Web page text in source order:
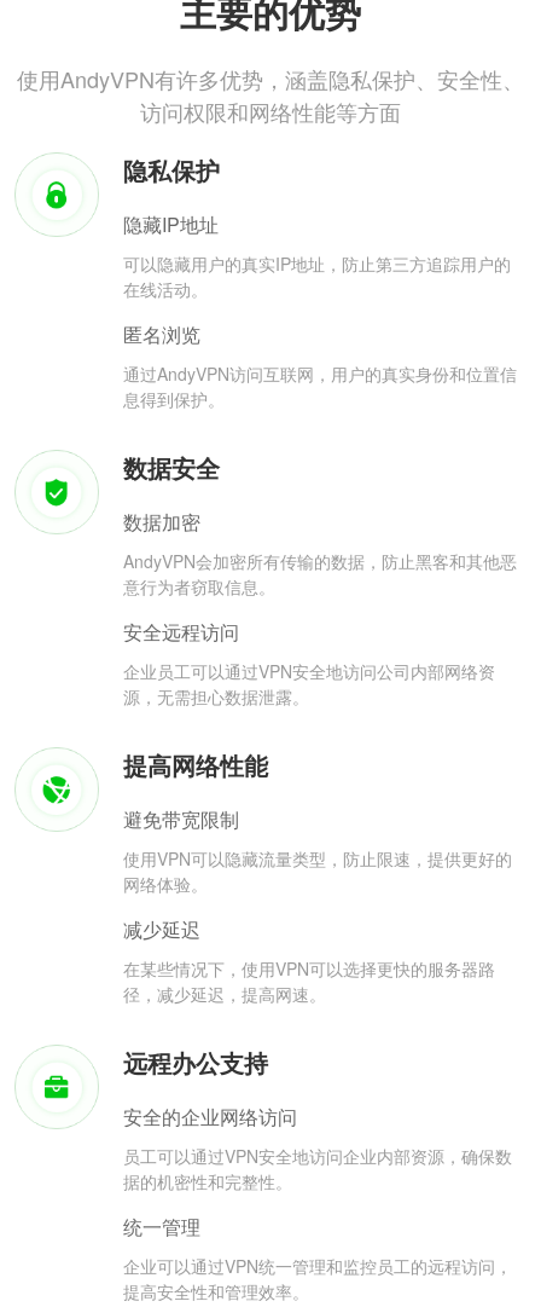
主要的优势
使用AndyVPN有许多优势，涵盖隐私保护、安全性、
访问权限和网络性能等方面
隐私保护
隐藏IP地址
可以隐藏用户的真实IP地址，防止第三方追踪用户的
在线活动。
匿名浏览
通过AndyVPN访问互联网，用户的真实身份和位置信
息得到保护。
数据安全
数据加密
AndyVPN会加密所有传输的数据，防止黑客和其他恶
意行为者窃取信息。
安全远程访问
企业员工可以通过VPN安全地访问公司内部网络资
源，无需担心数据泄露。
提高网络性能
避免带宽限制
使用VPN可以隐藏流量类型，防止限速，提供更好的
网络体验。
减少延迟
在某些情况下，使用VPN可以选择更快的服务器路
径，减少延迟，提高网速。
远程办公支持
安全的企业网络访问
员工可以通过VPN安全地访问企业内部资源，确保数
据的机密性和完整性。
统一管理
企业可以通过VPN统一管理和监控员工的远程访问，
提高安全性和管理效率。